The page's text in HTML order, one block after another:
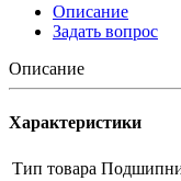
Описание
Задать вопрос
Описание
Характеристики
Тип товара